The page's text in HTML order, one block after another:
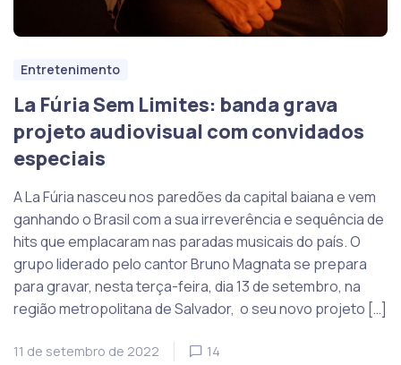
Entretenimento
La Fúria Sem Limites: banda grava
projeto audiovisual com convidados
especiais
A La Fúria nasceu nos paredões da capital baiana e vem
ganhando o Brasil com a sua irreverência e sequência de
hits que emplacaram nas paradas musicais do país. O
grupo liderado pelo cantor Bruno Magnata se prepara
para gravar, nesta terça-feira, dia 13 de setembro, na
região metropolitana de Salvador, o seu novo projeto […]
11 de setembro de 2022 14